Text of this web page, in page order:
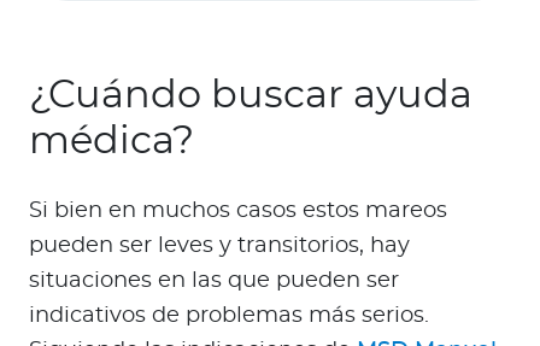
¿Cuándo buscar ayuda
médica?
Si bien en muchos casos estos mareos
pueden ser leves y transitorios, hay
situaciones en las que pueden ser
indicativos de problemas más serios.